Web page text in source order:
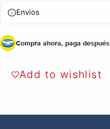
Envios
Compra ahora, paga después
Add to wishlist